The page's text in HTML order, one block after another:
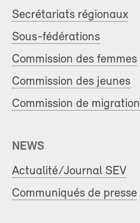
Secrétariats régionaux
Sous-fédérations
Commission des femmes
Commission des jeunes
Commission de migration
NEWS
Actualité/Journal SEV
Communiqués de presse